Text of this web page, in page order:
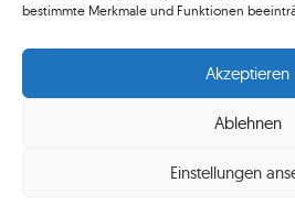
bestimmte Merkmale und Funktionen
Akzeptieren
Ablehnen
Einstellungen